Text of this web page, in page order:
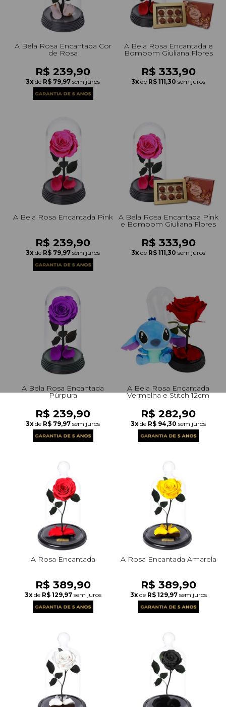
A Bela Rosa Encantada Cor
de Rosa
R$ 239,90
3x de R$ 79,97 sem juros
A Bela Rosa Encantada e
Bombom Giuliana Flores
R$ 333,90
3x de R$ 111,30 sem juros
A Bela Rosa Encantada Pink
R$ 239,90
3x de R$ 79,97 sem juros
A Bela Rosa Encantada Pink
e Bombom Giuliana Flores
R$ 333,90
3x de R$ 111,30 sem juros
A Bela Rosa Encantada
Púrpura
R$ 239,90
3x de R$ 79,97 sem juros
A Bela Rosa Encantada
Vermelha e Stitch 12cm
R$ 282,90
3x de R$ 94,30 sem juros
A Rosa Encantada
R$ 389,90
3x de R$ 129,97 sem juros
A Rosa Encantada Amarela
R$ 389,90
3x de R$ 129,97 sem juros